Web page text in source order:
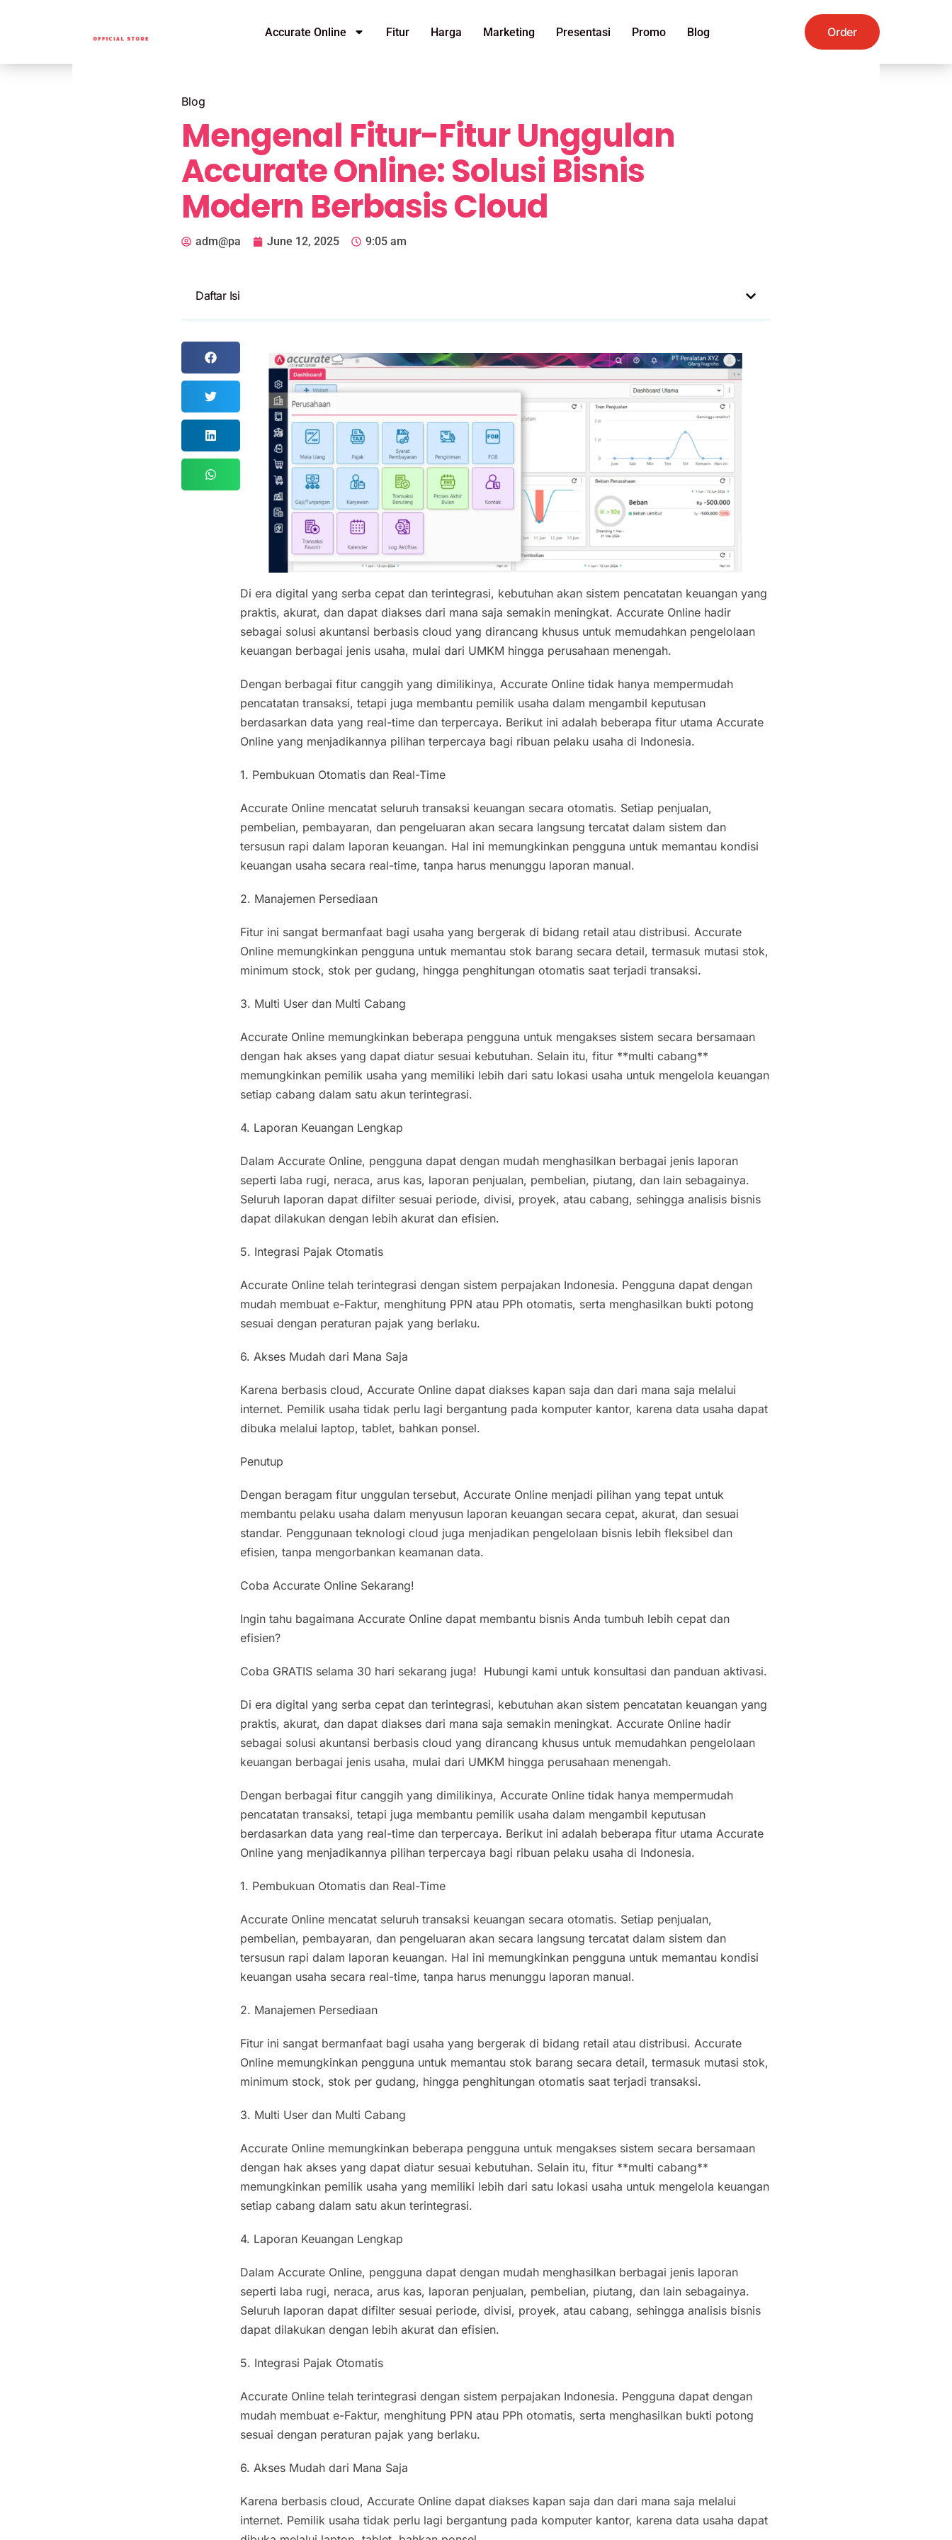
Accurate Online Fitur Harga Marketing Presentasi Promo Blog Order
Blog
Mengenal Fitur-Fitur Unggulan
Accurate Online: Solusi Bisnis
Modern Berbasis Cloud
adm@pa June 12, 2025 9:05 am
Daftar Isi
Di era digital yang serba cepat dan terintegrasi, kebutuhan akan sistem pencatatan keuangan yang
praktis, akurat, dan dapat diakses dari mana saja semakin meningkat. Accurate Online hadir
sebagai solusi akuntansi berbasis cloud yang dirancang khusus untuk memudahkan pengelolaan
keuangan berbagai jenis usaha, mulai dari UMKM hingga perusahaan menengah.
Dengan berbagai fitur canggih yang dimilikinya, Accurate Online tidak hanya mempermudah
pencatatan transaksi, tetapi juga membantu pemilik usaha dalam mengambil keputusan
berdasarkan data yang real-time dan terpercaya. Berikut ini adalah beberapa fitur utama Accurate
Online yang menjadikannya pilihan terpercaya bagi ribuan pelaku usaha di Indonesia.
1. Pembukuan Otomatis dan Real-Time
Accurate Online mencatat seluruh transaksi keuangan secara otomatis. Setiap penjualan,
pembelian, pembayaran, dan pengeluaran akan secara langsung tercatat dalam sistem dan
tersusun rapi dalam laporan keuangan. Hal ini memungkinkan pengguna untuk memantau kondisi
keuangan usaha secara real-time, tanpa harus menunggu laporan manual.
2. Manajemen Persediaan
Fitur ini sangat bermanfaat bagi usaha yang bergerak di bidang retail atau distribusi. Accurate
Online memungkinkan pengguna untuk memantau stok barang secara detail, termasuk mutasi stok,
minimum stock, stok per gudang, hingga penghitungan otomatis saat terjadi transaksi.
3. Multi User dan Multi Cabang
Accurate Online memungkinkan beberapa pengguna untuk mengakses sistem secara bersamaan
dengan hak akses yang dapat diatur sesuai kebutuhan. Selain itu, fitur **multi cabang**
memungkinkan pemilik usaha yang memiliki lebih dari satu lokasi usaha untuk mengelola keuangan
setiap cabang dalam satu akun terintegrasi.
4. Laporan Keuangan Lengkap
Dalam Accurate Online, pengguna dapat dengan mudah menghasilkan berbagai jenis laporan
seperti laba rugi, neraca, arus kas, laporan penjualan, pembelian, piutang, dan lain sebagainya.
Seluruh laporan dapat difilter sesuai periode, divisi, proyek, atau cabang, sehingga analisis bisnis
dapat dilakukan dengan lebih akurat dan efisien.
5. Integrasi Pajak Otomatis
Accurate Online telah terintegrasi dengan sistem perpajakan Indonesia. Pengguna dapat dengan
mudah membuat e-Faktur, menghitung PPN atau PPh otomatis, serta menghasilkan bukti potong
sesuai dengan peraturan pajak yang berlaku.
6. Akses Mudah dari Mana Saja
Karena berbasis cloud, Accurate Online dapat diakses kapan saja dan dari mana saja melalui
internet. Pemilik usaha tidak perlu lagi bergantung pada komputer kantor, karena data usaha dapat
dibuka melalui laptop, tablet, bahkan ponsel.
Penutup
Dengan beragam fitur unggulan tersebut, Accurate Online menjadi pilihan yang tepat untuk
membantu pelaku usaha dalam menyusun laporan keuangan secara cepat, akurat, dan sesuai
standar. Penggunaan teknologi cloud juga menjadikan pengelolaan bisnis lebih fleksibel dan
efisien, tanpa mengorbankan keamanan data.
Coba Accurate Online Sekarang!
Ingin tahu bagaimana Accurate Online dapat membantu bisnis Anda tumbuh lebih cepat dan
efisien?
Coba GRATIS selama 30 hari sekarang juga! Hubungi kami untuk konsultasi dan panduan aktivasi.
Di era digital yang serba cepat dan terintegrasi, kebutuhan akan sistem pencatatan keuangan yang
praktis, akurat, dan dapat diakses dari mana saja semakin meningkat. Accurate Online hadir
sebagai solusi akuntansi berbasis cloud yang dirancang khusus untuk memudahkan pengelolaan
keuangan berbagai jenis usaha, mulai dari UMKM hingga perusahaan menengah.
Dengan berbagai fitur canggih yang dimilikinya, Accurate Online tidak hanya mempermudah
pencatatan transaksi, tetapi juga membantu pemilik usaha dalam mengambil keputusan
berdasarkan data yang real-time dan terpercaya. Berikut ini adalah beberapa fitur utama Accurate
Online yang menjadikannya pilihan terpercaya bagi ribuan pelaku usaha di Indonesia.
1. Pembukuan Otomatis dan Real-Time
Accurate Online mencatat seluruh transaksi keuangan secara otomatis. Setiap penjualan,
pembelian, pembayaran, dan pengeluaran akan secara langsung tercatat dalam sistem dan
tersusun rapi dalam laporan keuangan. Hal ini memungkinkan pengguna untuk memantau kondisi
keuangan usaha secara real-time, tanpa harus menunggu laporan manual.
2. Manajemen Persediaan
Fitur ini sangat bermanfaat bagi usaha yang bergerak di bidang retail atau distribusi. Accurate
Online memungkinkan pengguna untuk memantau stok barang secara detail, termasuk mutasi stok,
minimum stock, stok per gudang, hingga penghitungan otomatis saat terjadi transaksi.
3. Multi User dan Multi Cabang
Accurate Online memungkinkan beberapa pengguna untuk mengakses sistem secara bersamaan
dengan hak akses yang dapat diatur sesuai kebutuhan. Selain itu, fitur **multi cabang**
memungkinkan pemilik usaha yang memiliki lebih dari satu lokasi usaha untuk mengelola keuangan
setiap cabang dalam satu akun terintegrasi.
4. Laporan Keuangan Lengkap
Dalam Accurate Online, pengguna dapat dengan mudah menghasilkan berbagai jenis laporan
seperti laba rugi, neraca, arus kas, laporan penjualan, pembelian, piutang, dan lain sebagainya.
Seluruh laporan dapat difilter sesuai periode, divisi, proyek, atau cabang, sehingga analisis bisnis
dapat dilakukan dengan lebih akurat dan efisien.
5. Integrasi Pajak Otomatis
Accurate Online telah terintegrasi dengan sistem perpajakan Indonesia. Pengguna dapat dengan
mudah membuat e-Faktur, menghitung PPN atau PPh otomatis, serta menghasilkan bukti potong
sesuai dengan peraturan pajak yang berlaku.
6. Akses Mudah dari Mana Saja
Karena berbasis cloud, Accurate Online dapat diakses kapan saja dan dari mana saja melalui
internet. Pemilik usaha tidak perlu lagi bergantung pada komputer kantor, karena data usaha dapat